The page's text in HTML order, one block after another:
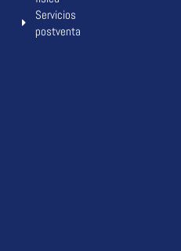
Servicios
postventa